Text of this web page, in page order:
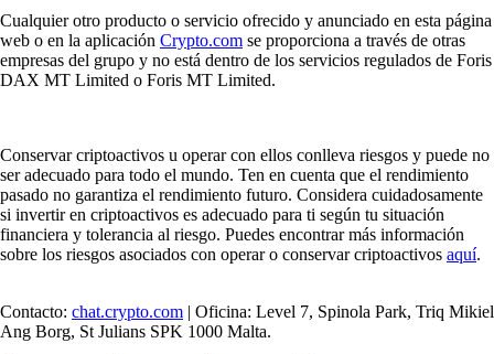
Cualquier otro producto o servicio ofrecido y anunciado en esta página
web o en la aplicación Crypto.com se proporciona a través de otras
empresas del grupo y no está dentro de los servicios regulados de Foris
DAX MT Limited o Foris MT Limited.
Conservar criptoactivos u operar con ellos conlleva riesgos y puede no
ser adecuado para todo el mundo. Ten en cuenta que el rendimiento
pasado no garantiza el rendimiento futuro. Considera cuidadosamente
si invertir en criptoactivos es adecuado para ti según tu situación
financiera y tolerancia al riesgo. Puedes encontrar más información
sobre los riesgos asociados con operar o conservar criptoactivos aquí.
Contacto: chat.crypto.com | Oficina: Level 7, Spinola Park, Triq Mikiel
Ang Borg, St Julians SPK 1000 Malta.